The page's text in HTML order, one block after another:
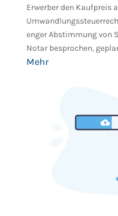
Erwerber den Kaufpreis
enger Abstimmung von
Notar besprochen,
Mehr